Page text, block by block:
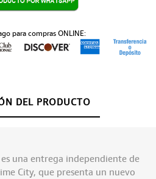
para compras ONLINE:
DEL PRODUCTO
una entrega independiente de
City, que presenta un nuevo